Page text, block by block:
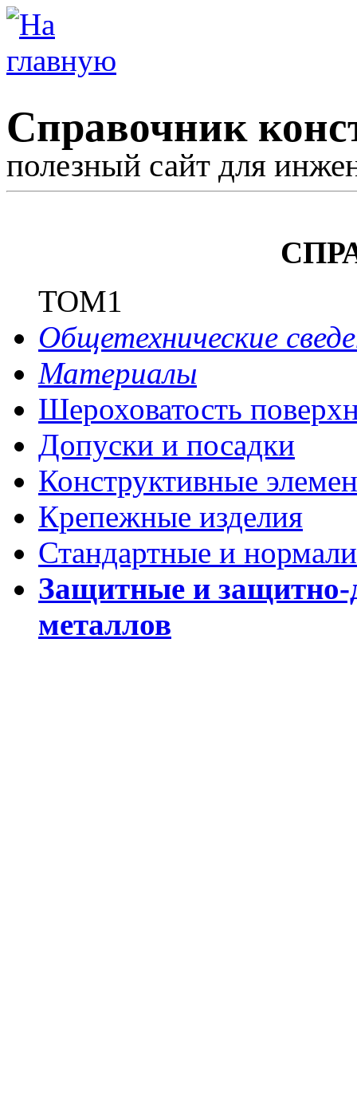
Справочник
полезный сайт для
ТОМ1
Общетехнические
Материалы
Шероховатость
Допуски и посадки
Конструктивные
Крепежные изделия
Стандартные и
Защитные и защитно-
металлов